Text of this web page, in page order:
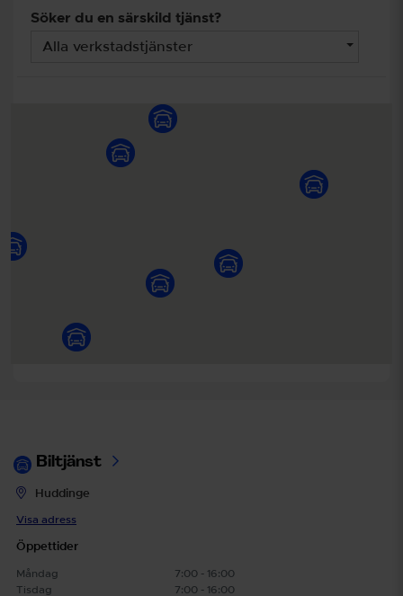
Söker du en särskild tjänst?
Alla verkstadstjänster
Biltjänst
Huddinge
Visa adress
Öppettider
Måndag
7:00 - 16:00
Tisdag
7:00 - 16:00